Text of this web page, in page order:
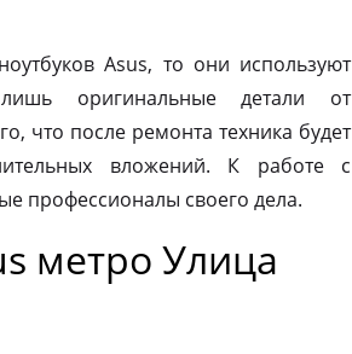
Asus, то они используют
оригинальные детали от
что после ремонта техника будет
вложений. К работе с
профессионалы своего дела.
метро Улица